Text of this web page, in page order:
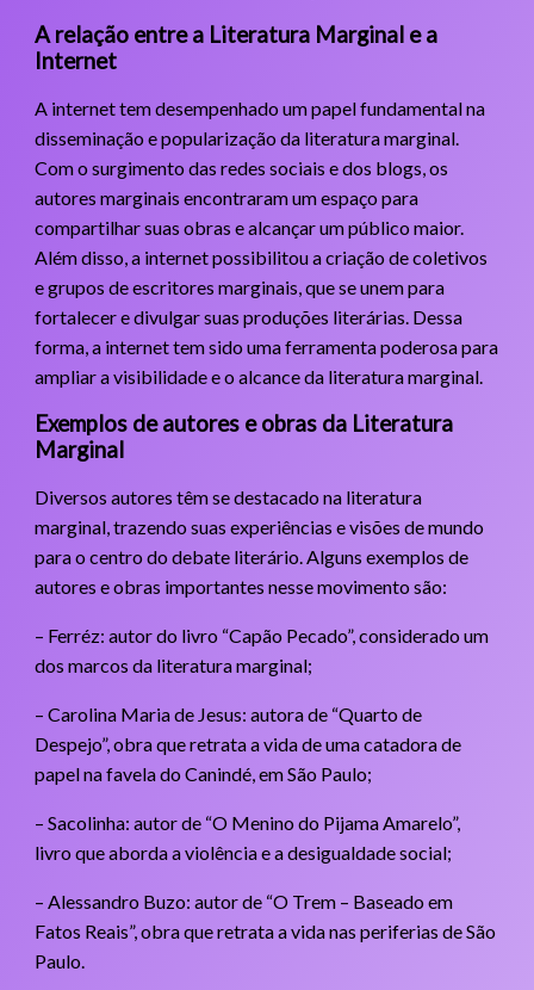
A relação entre a Literatura Marginal e a
Internet
A internet tem desempenhado um papel fundamental na
disseminação e popularização da literatura marginal.
Com o surgimento das redes sociais e dos blogs, os
autores marginais encontraram um espaço para
compartilhar suas obras e alcançar um público maior.
Além disso, a internet possibilitou a criação de coletivos
e grupos de escritores marginais, que se unem para
fortalecer e divulgar suas produções literárias. Dessa
forma, a internet tem sido uma ferramenta poderosa para
ampliar a visibilidade e o alcance da literatura marginal.
Exemplos de autores e obras da Literatura
Marginal
Diversos autores têm se destacado na literatura
marginal, trazendo suas experiências e visões de mundo
para o centro do debate literário. Alguns exemplos de
autores e obras importantes nesse movimento são:
– Ferréz: autor do livro “Capão Pecado”, considerado um
dos marcos da literatura marginal;
– Carolina Maria de Jesus: autora de “Quarto de
Despejo”, obra que retrata a vida de uma catadora de
papel na favela do Canindé, em São Paulo;
– Sacolinha: autor de “O Menino do Pijama Amarelo”,
livro que aborda a violência e a desigualdade social;
– Alessandro Buzo: autor de “O Trem – Baseado em
Fatos Reais”, obra que retrata a vida nas periferias de São
Paulo.